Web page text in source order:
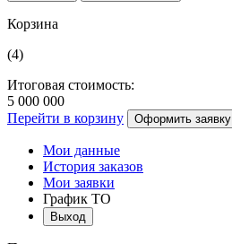
Корзина
(4)
Итоговая стоимость:
5 000 000
Перейти в корзину
Оформить заявку
Мои данные
История заказов
Мои заявки
График ТО
Выход